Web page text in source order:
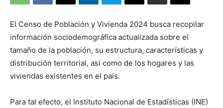
El Censo de Población y Vivienda 2024 busca recopilar
información sociodemográfica actualizada sobre el
tamaño de la población, su estructura, características y
distribución territorial, así como de los hogares y las
viviendas existentes en el país.
Para tal efecto, el Instituto Nacional de Estadísticas (INE)